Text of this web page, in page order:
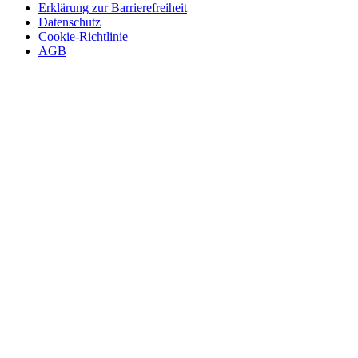
Erklärung zur Barrierefreiheit
Datenschutz
Cookie-Richtlinie
AGB